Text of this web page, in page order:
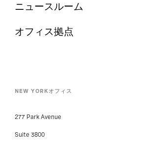
ニュースルーム
オフィス拠点
NEW YORKオフィス
277 Park Avenue
Suite 3800